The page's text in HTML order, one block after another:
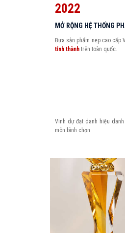
2022
MỞ RỘNG HỆ THỐNG
Đưa sản phẩm nẹp cao cấp
tỉnh thành trên toàn quốc.
Vinh dự đạt danh hiệu danh
môn bình chọn.